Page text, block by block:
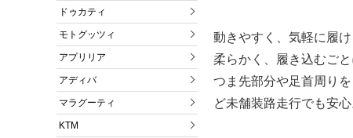
ドゥカティ
モトグッツィ
アプリリア
アディバ
マラグーティ
KTM
動きやすく、気軽に履
柔らかく、履き込むご
つま先部分や足首周り
ど未舗装路走行でも安心